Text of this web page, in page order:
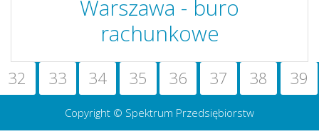
Warszawa - buro
rachunkowe
32 33 34 35 36 37 38 39
Copyright © Spektrum Przedsiębiorstw